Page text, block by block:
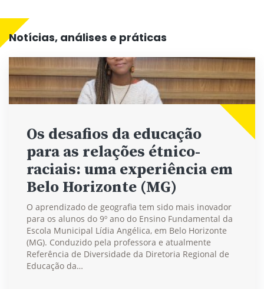
Notícias, análises e práticas
Os desafios da educação
para as relações étnico-
raciais: uma experiência em
Belo Horizonte (MG)
O aprendizado de geografia tem sido mais inovador
para os alunos do 9º ano do Ensino Fundamental da
Escola Municipal Lídia Angélica, em Belo Horizonte
(MG). Conduzido pela professora e atualmente
Referência de Diversidade da Diretoria Regional de
Educação da…